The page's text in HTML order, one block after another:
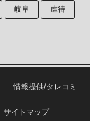
岐阜 虐待
情報提供/タレコミ
サイトマップ